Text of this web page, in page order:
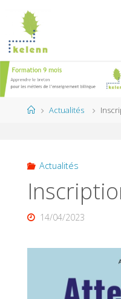
content
HomeActualités
Actualités
14/04/2023